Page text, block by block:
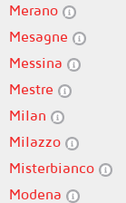
Merano
Mesagne
Messina
Mestre
Milan
Milazzo
Misterbianco
Modena